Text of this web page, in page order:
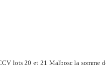
lots 20 et 21 Malbosc la somme